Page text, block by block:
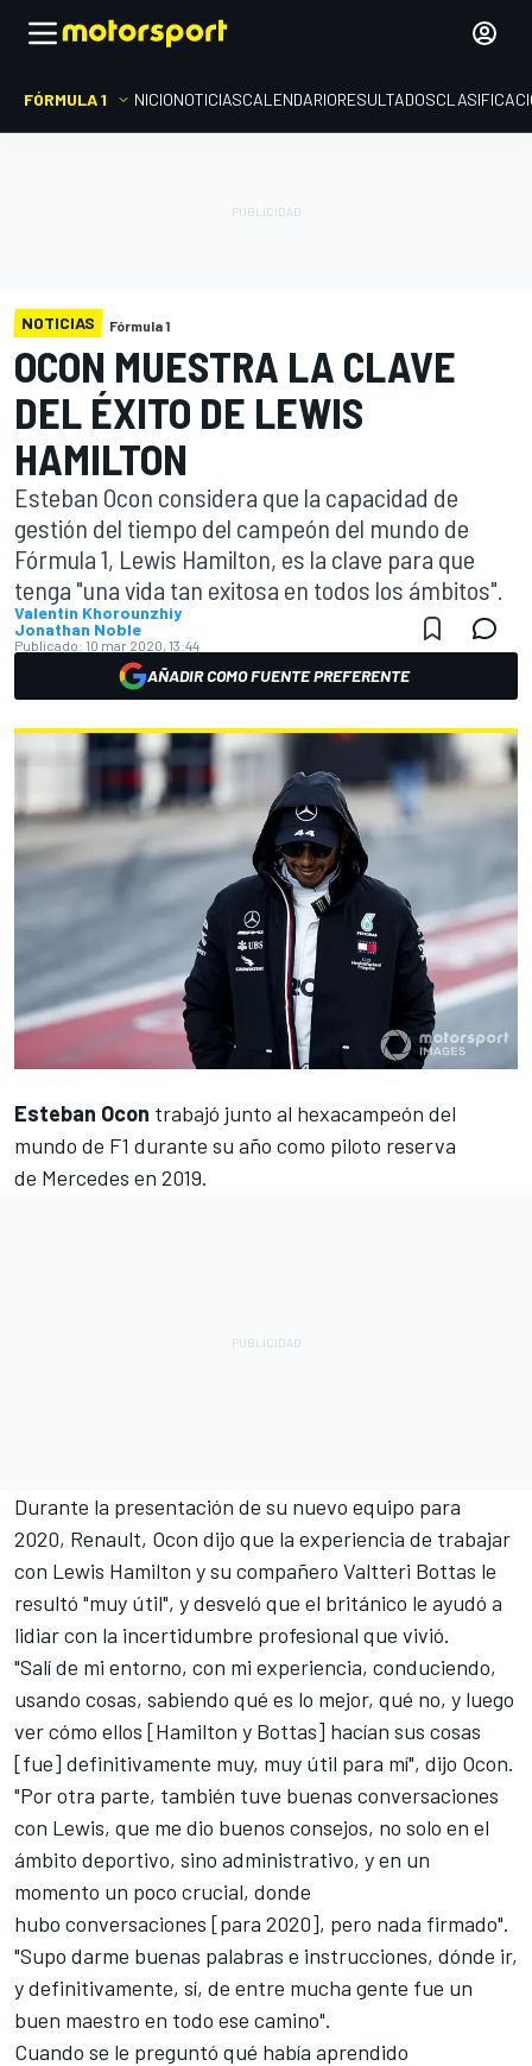
FÓRMULA 1 INICIONOTICIASCALENDARIORESULTADOS
NOTICIAS Fórmula 1
OCON MUESTRA LA CLAVE
DEL ÉXITO DE LEWIS
HAMILTON
Esteban Ocon considera que la capacidad de
gestión del tiempo del campeón del mundo de
Fórmula 1, Lewis Hamilton, es la clave para que
tenga "una vida tan exitosa en todos los ámbitos".
Valentin Khorounzhiy
Jonathan Noble
Publicado: 10 mar 2020, 13:44
AÑADIR COMO FUENTE PREFERENTE
Esteban Ocon trabajó junto al hexacampeón del
mundo de F1 durante su año como piloto reserva
de Mercedes en 2019.
Durante la presentación de su nuevo equipo para
2020, Renault, Ocon dijo que la experiencia de trabajar
con Lewis Hamilton y su compañero Valtteri Bottas le
resultó "muy útil", y desveló que el británico le ayudó a
lidiar con la incertidumbre profesional que vivió.
"Salí de mi entorno, con mi experiencia, conduciendo,
usando cosas, sabiendo qué es lo mejor, qué no, y luego
ver cómo ellos [Hamilton y Bottas] hacían sus cosas
[fue] definitivamente muy, muy útil para mí", dijo Ocon.
"Por otra parte, también tuve buenas conversaciones
con Lewis, que me dio buenos consejos, no solo en el
ámbito deportivo, sino administrativo, y en un
momento un poco crucial, donde
hubo conversaciones [para 2020], pero nada firmado".
"Supo darme buenas palabras e instrucciones, dónde ir,
y definitivamente, sí, de entre mucha gente fue un
buen maestro en todo ese camino".
Cuando se le preguntó qué había aprendido